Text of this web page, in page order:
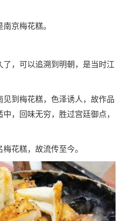
京梅花糕。
，可以追溯到明朝，是当时江
到梅花糕，色泽诱人，故作品
，回味无穷，胜过宫廷御点，
花糕，故流传至今。